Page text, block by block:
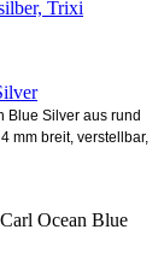
Blue Silver aus rund
mm breit, verstellbar,